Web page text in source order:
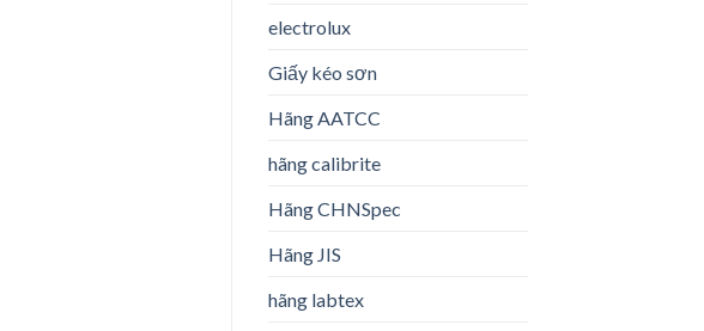
electrolux
Giấy kéo sơn
Hãng AATCC
hãng calibrite
Hãng CHNSpec
Hãng JIS
hãng labtex